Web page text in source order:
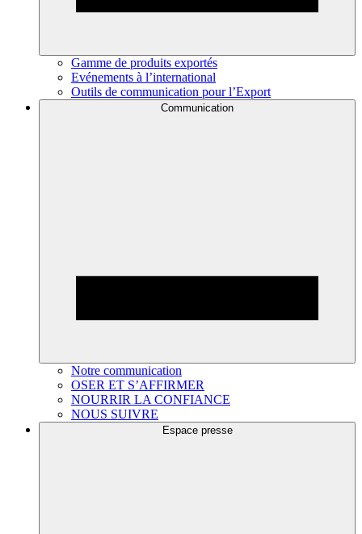
Gamme de produits exportés
Evénements à l’international
Outils de communication pour l’Export
Communication
Notre communication
OSER ET S’AFFIRMER
NOURRIR LA CONFIANCE
NOUS SUIVRE
Espace presse